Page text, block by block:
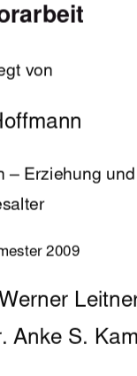
von
– Erziehung
2009
Anke S.